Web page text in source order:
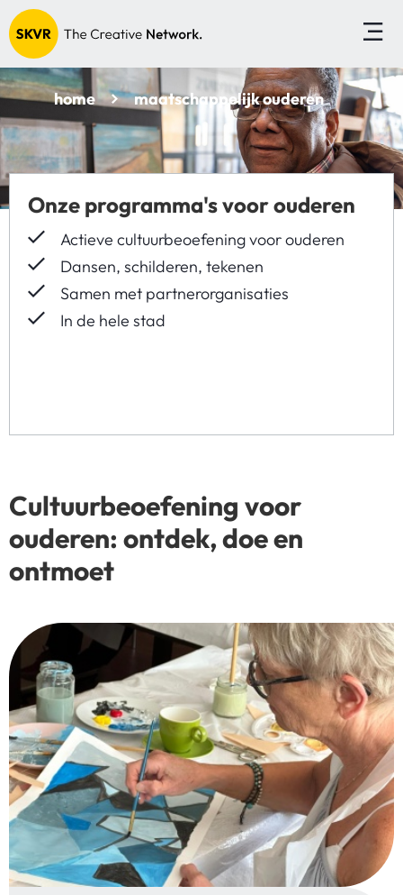
home maatschappelijk ouderen
Onze programma's voor ouderen
Actieve cultuurbeoefening voor ouderen
Dansen, schilderen, tekenen
Samen met partnerorganisaties
In de hele stad
Cultuurbeoefening voor
ouderen: ontdek, doe en
ontmoet